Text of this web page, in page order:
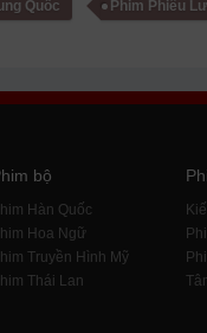
Quốc Phim Phiêu
bộ
Hàn Quốc
Hoa Ngữ
Truyền Hình Mỹ
Thái Lan